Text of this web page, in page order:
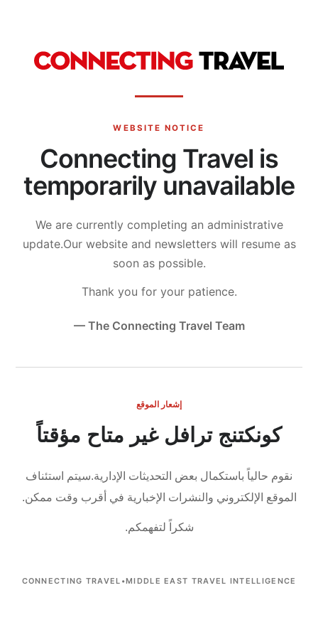
WEBSITE NOTICE
Connecting Travel is
temporarily unavailable
We are currently completing an administrative
update.Our website and newsletters will resume as
soon as possible.
Thank you for your patience.
— The Connecting Travel Team
إشعار الموقع
كونكتنج ترافل غير متاح مؤقتاً
نقوم حالياً باستكمال بعض التحديثات الإدارية.سيتم استئناف
الموقع الإلكتروني والنشرات الإخبارية في أقرب وقت ممكن.
شكراً لتفهمكم.
CONNECTING TRAVEL •MIDDLE EAST TRAVEL INTELLIGENCE